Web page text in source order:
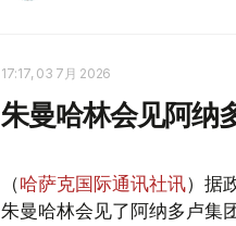
17:17, 03 7月 2026
朱曼哈林会见阿纳
（哈萨克国际通讯社讯）据
朱曼哈林会见了阿纳多卢集